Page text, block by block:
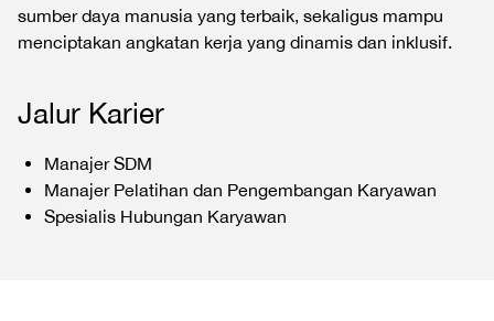
sumber daya manusia yang terbaik, sekaligus mampu
menciptakan angkatan kerja yang dinamis dan inklusif.
Jalur Karier
Manajer SDM
Manajer Pelatihan dan Pengembangan Karyawan
Spesialis Hubungan Karyawan